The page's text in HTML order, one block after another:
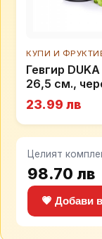
КУПИ И
Гевгир DUKA
26,5 cм.,
23.99 лв
Целият
98.70 лв
💗 Добави